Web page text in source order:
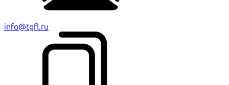
info@tgfl.ru